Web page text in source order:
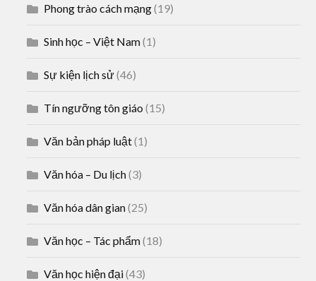
Phong trào cách mạng(19)
Sinh học – Việt Nam(1)
Sự kiện lịch sử(46)
Tín ngưỡng tôn giáo (15)
Văn bản pháp luật(1)
Văn hóa – Du lịch(3)
Văn hóa dân gian(25)
Văn học – Tác phẩm(18)
Văn học hiện đại(43)